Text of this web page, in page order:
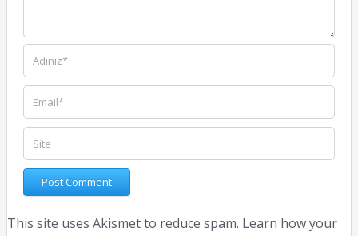
This site uses Akismet to reduce spam. Learn how your